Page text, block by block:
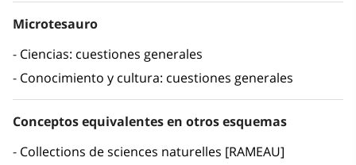
Microtesauro
Ciencias: cuestiones generales
Conocimiento y cultura: cuestiones generales
Conceptos equivalentes en otros esquemas
Collections de sciences naturelles [RAMEAU]